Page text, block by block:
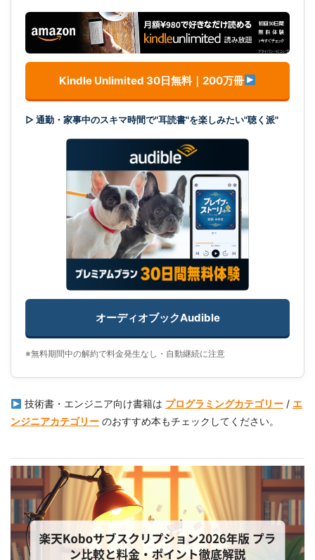
Kindle Unlimited 30日無料｜200万冊
▷ 通勤・家事中のスキマ時間で"耳読書"を楽しみたい"聴く派"
オーディオブックAudible
※無料期間中の解約で料金発生なし・自動継続に注意
技術書・エンジニア向け書籍は プログラミングカテゴリー/ エ
ンジニアカテゴリー のおすすめ本もチェックしてください。